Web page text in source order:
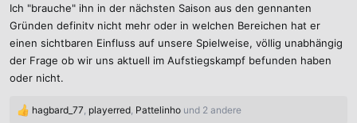
Ich "brauche" ihn in der nächsten Saison aus den gennanten
Gründen definitv nicht mehr oder in welchen Bereichen hat er
einen sichtbaren Einfluss auf unsere Spielweise, völlig unabhängig
der Frage ob wir uns aktuell im Aufstiegskampf befunden haben
oder nicht.
R
hagbard_77 playerred Pattelinho und 2 andere